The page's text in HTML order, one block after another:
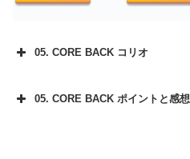
05. CORE BACK コリオ
05. CORE BACK ポイントと感想